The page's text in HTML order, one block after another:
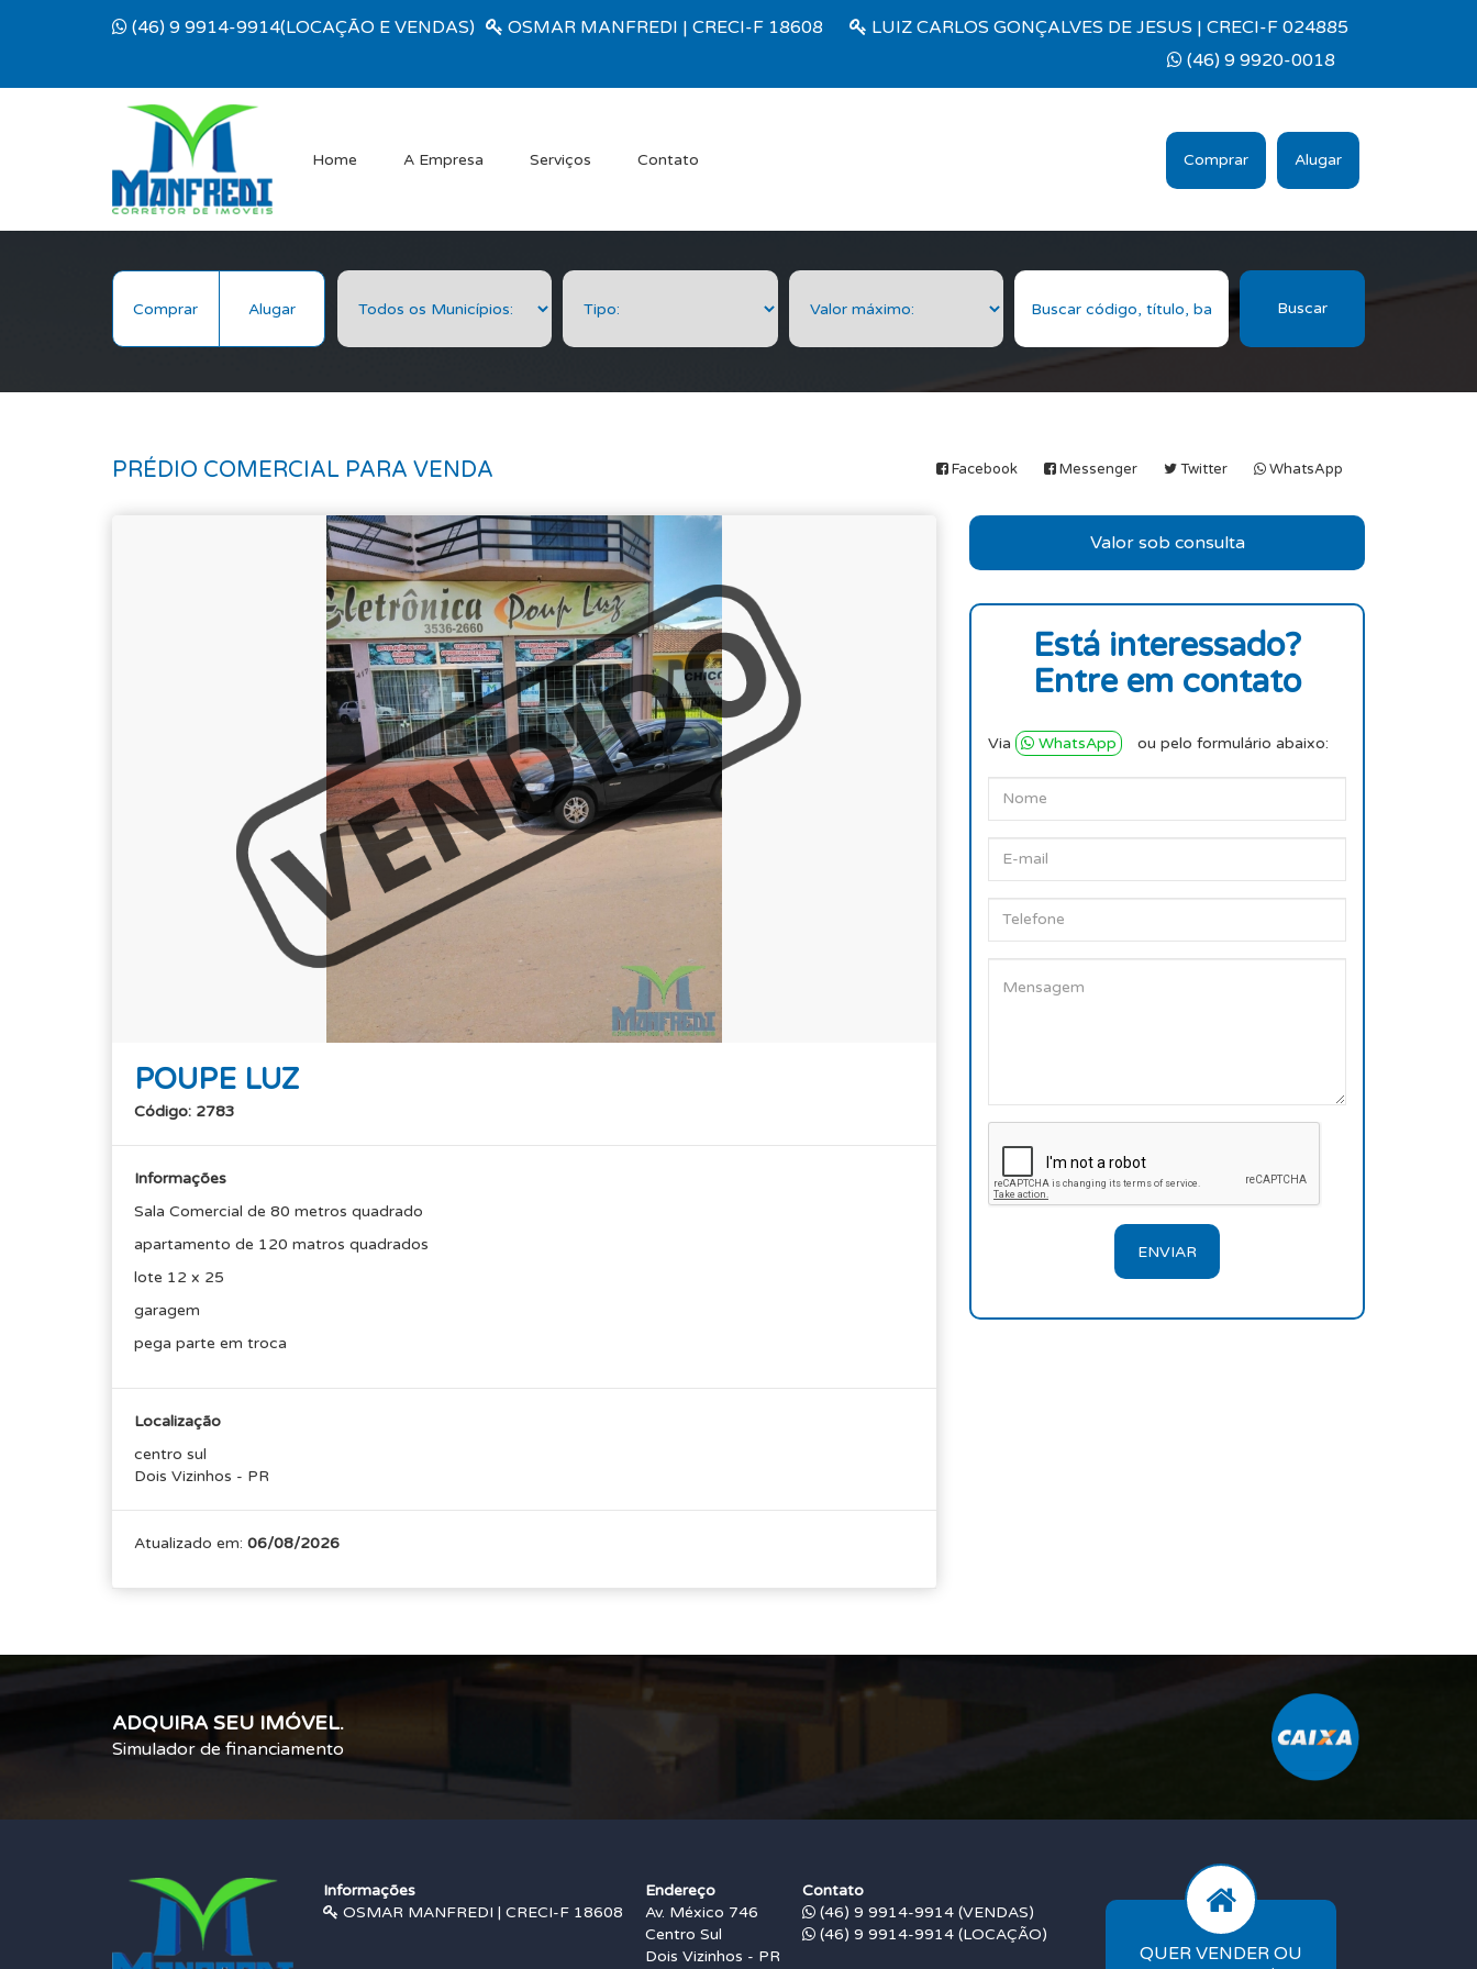
(46) 9 9914-9914(LOCAÇÃO E VENDAS) OSMAR MANFREDI | CRECI-F 18608
LUIZ CARLOS GONÇALVES DE JESUS | CRECI-F 024885
(46) 9 9920-0018
Home A Empresa Serviços Contato Comprar Alugar
Comprar Alugar Buscar
PRÉDIO COMERCIAL PARA VENDA Facebook Messenger Twitter WhatsApp
POUPE LUZ
Código: 2783
Informações
Sala Comercial de 80 metros quadrado
apartamento de 120 matros quadrados
lote 12 x 25
garagem
pega parte em troca
Localização
centro sul
Dois Vizinhos - PR
Atualizado em: 06/08/2026
Valor sob consulta
Está interessado?
Entre em contato
Via WhatsApp ou pelo formulário abaixo:
ENVIAR
ADQUIRA SEU IMÓVEL.
Simulador de financiamento
Informações
OSMAR MANFREDI | CRECI-F 18608
Endereço
Av. México 746
Centro Sul
Dois Vizinhos - PR
Contato
(46) 9 9914-9914 (VENDAS)
(46) 9 9914-9914 (LOCAÇÃO)
QUER VENDER OU